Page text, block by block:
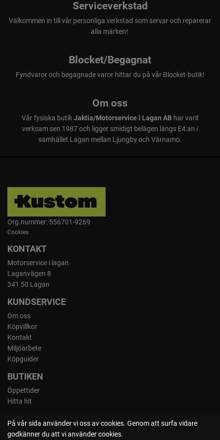
Serviceverkstad
Välkommen in till vår personliga verkstad som servar och reparerar
alla märken!
Blocket/Begagnat
Fyndvaror och begagnade varor hittar du på vår Blocket-butik!
Om oss
Vår fysiska butikJaktia/Motorservice i Lagan ABhar varit
verksam sen 1987 och ligger smidigt belägen längs E4:an i
samhället Lagan mellan Ljungby och Värnamo.
Org.nummer: 556701-9269
Cookies
KONTAKT
Motorservice i lagan
Laganvägen 8
341 50 Lagan
KUNDSERVICE
Om oss
Köpvillkor
Kontakt
Miljöarbete
Köpguider
BUTIKEN
Öppettider
Hitta hit
På vår sida använder vi oss av cookies. Genom att surfa vidare
godkänner du att vi använder cookies.